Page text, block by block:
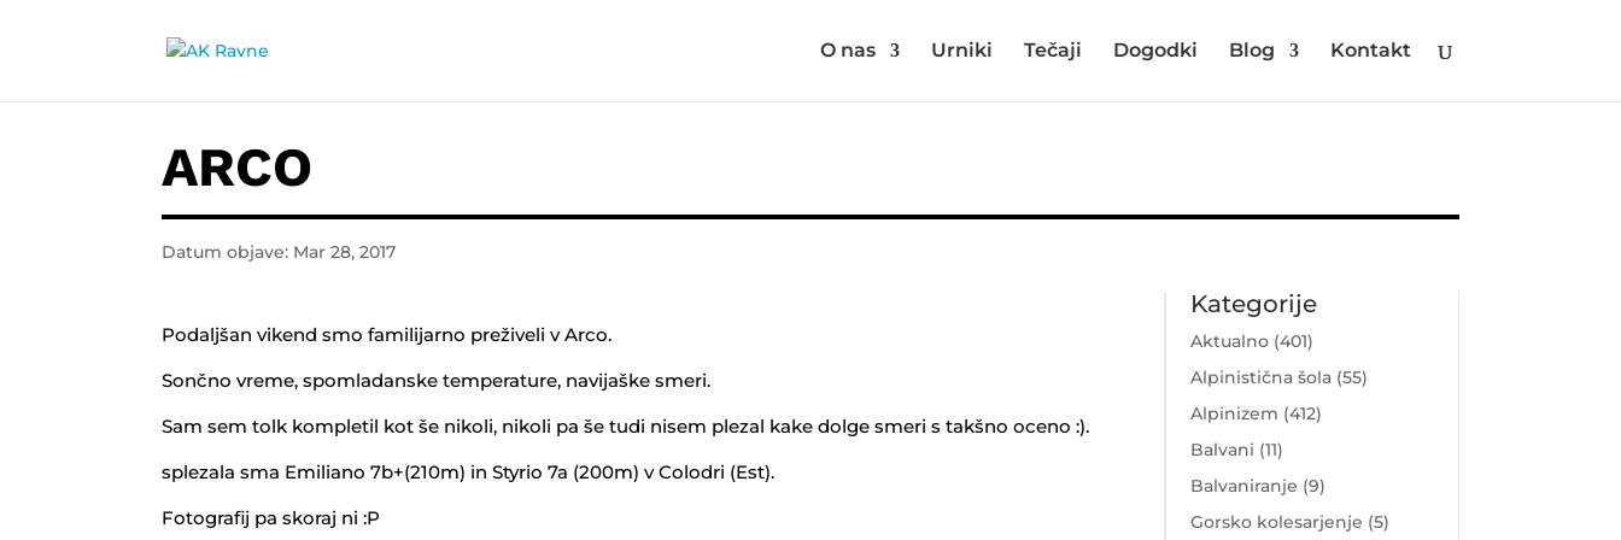
O nas Urniki Tečaji Dogodki Blog Kontakt
ARCO
Datum objave: Mar 28, 2017
Podaljšan vikend smo familijarno preživeli v Arco.
Sončno vreme, spomladanske temperature, navijaške smeri.
Sam sem tolk kompletil kot še nikoli, nikoli pa še tudi nisem plezal kake dolge smeri s takšno oceno :).
splezala sma Emiliano 7b+(210m) in Styrio 7a (200m) v Colodri (Est).
Fotografij pa skoraj ni :P
Kategorije
Aktualno(401)
Alpinistična šola(55)
Alpinizem (412)
Balvani (11)
Balvaniranje (9)
Gorsko kolesarjenje (5)